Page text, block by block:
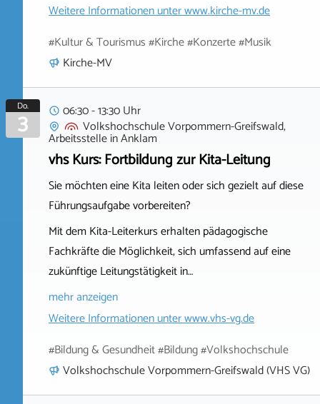
Weitere Informationen unterwww.kirche-mv.de
#Kultur & Tourismus #Kirche #Konzerte #Musik
Kirche-MV
Do.
3
06:30 - 13:30 Uhr
Volkshochschule Vorpommern-Greifswald,
ArbeitsstelleinAnklam
vhs Kurs: Fortbildung zur Kita-Leitung
Sie möchten eine Kita leiten oder sich gezielt auf diese
Führungsaufgabe vorbereiten?
Mit dem Kita-Leiterkurs erhalten pädagogische
Fachkräfte die Möglichkeit, sich umfassend auf eine
zukünftige Leitungstätigkeit in…
mehr anzeigen
Weitere Informationen unterwww.vhs-vg.de
#Bildung & Gesundheit #Bildung #Volkshochschule
Volkshochschule Vorpommern-Greifswald (VHS VG)